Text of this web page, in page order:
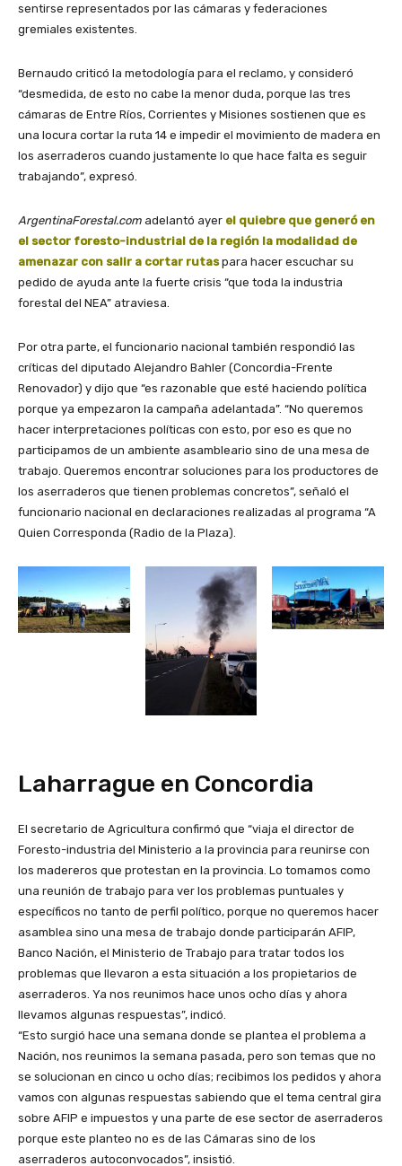
sentirse representados por las cámaras y federaciones
gremiales existentes.
Bernaudo criticó la metodología para el reclamo, y consideró
“desmedida, de esto no cabe la menor duda, porque las tres
cámaras de Entre Ríos, Corrientes y Misiones sostienen que es
una locura cortar la ruta 14 e impedir el movimiento de madera en
los aserraderos cuando justamente lo que hace falta es seguir
trabajando”, expresó.
ArgentinaForestal.com adelantó ayer el quiebre que generó en
el sector foresto-industrial de la región la modalidad de
amenazar con salir a cortar rutas para hacer escuchar su
pedido de ayuda ante la fuerte crisis “que toda la industria
forestal del NEA” atraviesa.
Por otra parte, el funcionario nacional también respondió las
críticas del diputado Alejandro Bahler (Concordia-Frente
Renovador) y dijo que “es razonable que esté haciendo política
porque ya empezaron la campaña adelantada”. “No queremos
hacer interpretaciones políticas con esto, por eso es que no
participamos de un ambiente asambleario sino de una mesa de
trabajo. Queremos encontrar soluciones para los productores de
los aserraderos que tienen problemas concretos”, señaló el
funcionario nacional en declaraciones realizadas al programa “A
Quien Corresponda (Radio de la Plaza).
Laharrague en Concordia
El secretario de Agricultura confirmó que “viaja el director de
Foresto-industria del Ministerio a la provincia para reunirse con
los madereros que protestan en la provincia. Lo tomamos como
una reunión de trabajo para ver los problemas puntuales y
específicos no tanto de perfil político, porque no queremos hacer
asamblea sino una mesa de trabajo donde participarán AFIP,
Banco Nación, el Ministerio de Trabajo para tratar todos los
problemas que llevaron a esta situación a los propietarios de
aserraderos. Ya nos reunimos hace unos ocho días y ahora
llevamos algunas respuestas”, indicó.
“Esto surgió hace una semana donde se plantea el problema a
Nación, nos reunimos la semana pasada, pero son temas que no
se solucionan en cinco u ocho días; recibimos los pedidos y ahora
vamos con algunas respuestas sabiendo que el tema central gira
sobre AFIP e impuestos y una parte de ese sector de aserraderos
porque este planteo no es de las Cámaras sino de los
aserraderos autoconvocados”, insistió.